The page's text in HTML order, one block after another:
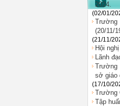
2024.
(02/01/
Trường
(20/11/
(21/11/
Hội
Lãnh
Trường
sở giáo
(17/10/
Trường
Tập